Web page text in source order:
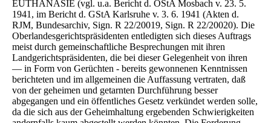
EUTHANASIE (vgl. u.a. Bericht d. OStA Mosbach v. 23. 5.
1941, im Bericht d. GStA Karlsruhe v. 3. 6. 1941 (Akten d.
RJM, Bundesarchiv, Sign. R 22/20019, Sign. R 22/20020). Die
Oberlandesgerichtspräsidenten entledigten sich dieses Auftrags
meist durch gemeinschaftliche Besprechungen mit ihren
Landgerichtspräsidenten, die bei dieser Gelegenheit von ihren
— in Form von Gerüchten - bereits gewonnenen Kenntnissen
berichteten und im allgemeinen die Auffassung vertraten, daß
von der geheimen und getarnten Durchführung besser
abgegangen und ein öffentliches Gesetz verkündet werden solle,
da die sich aus der Geheimhaltung ergebenden Schwierigkeiten